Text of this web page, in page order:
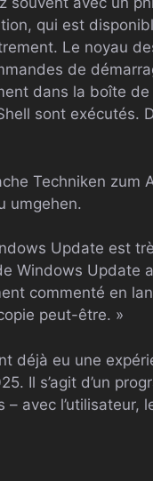
qui est
Le noyau
de
dans la boîte
sont exécutés.
Techniken
umgehen.
Update est
Windows Update
commenté en
peut-être. »
déjà eu une
Il s’agit d’un
avec l’utilisateur,